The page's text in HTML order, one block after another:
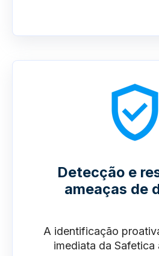
Detecção e
ameaças de
A identificação
imediata da Safetica